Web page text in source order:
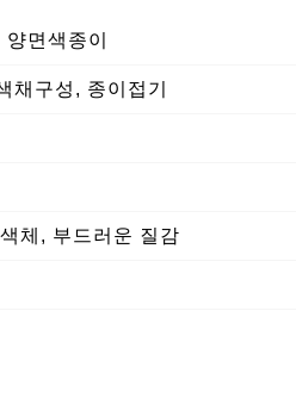
면색종이
채구성, 종이접기
체, 부드러운 질감